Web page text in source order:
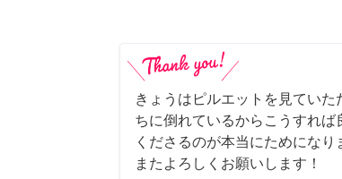
きょうはピルエットを見てい
ちに倒れているからこうすれ
くださるのが本当にためになり
またよろしくお願いします！